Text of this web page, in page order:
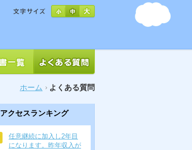
ホーム よくある質問
アクセスランキング
任意継続に加入し2年目
になります。昨年収入が